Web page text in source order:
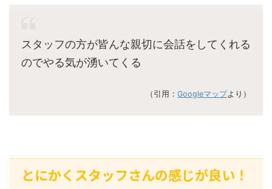
スタッフの方が皆んな親切に会話をしてくれる
のでやる気が湧いてくる
（引用： Googleマップより）
とにかくスタッフさんの感じが良い！